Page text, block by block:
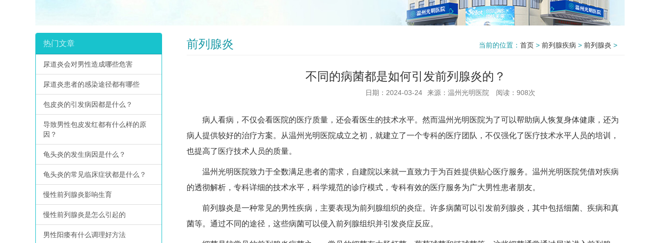
热门文章
尿道炎会对男性造成哪些危害
尿道炎患者的感染途径都有哪些
包皮炎的引发病因都是什么？
导致男性包皮发红都有什么样的原
因？
龟头炎的发生病因是什么？
龟头炎的常见临床症状都是什么？
慢性前列腺炎影响生育
慢性前列腺炎是怎么引起的
男性阳痿有什么调理好方法
前列腺炎 当前的位置： 首页 > 前列腺疾病 > 前列腺炎 >
不同的病菌都是如何引发前列腺炎的？
日期：2024-03-24 来源：温州光明医院 阅读： 908次
病人看病，不仅会看医院的医疗质量，还会看医生的技术水平。然而温州光明医院为了可以帮助病人恢复身体健康，还为
病人提供较好的治疗方案。从温州光明医院成立之初，就建立了一个专科的医疗团队，不仅强化了医疗技术水平人员的培训，
也提高了医疗技术人员的质量。
温州光明医院致力于全数满足患者的需求，自建院以来就一直致力于为百姓提供贴心医疗服务。温州光明医院凭借对疾病
的透彻解析，专科详细的技术水平，科学规范的诊疗模式，专科有效的医疗服务为广大男性患者朋友。
前列腺炎是一种常见的男性疾病，主要表现为前列腺组织的炎症。许多病菌可以引发前列腺炎，其中包括细菌、疾病和真
菌等。通过不同的途径，这些病菌可以侵入前列腺组织并引发炎症反应。